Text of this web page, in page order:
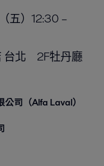
五）12:30 –
台北 2F牡丹廳
司（Alfa Laval）